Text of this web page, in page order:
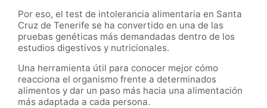
Por eso, el test de intolerancia alimentaria en Santa
Cruz de Tenerife se ha convertido en una de las
pruebas genéticas más demandadas dentro de los
estudios digestivos y nutricionales.
Una herramienta útil para conocer mejor cómo
reacciona el organismo frente a determinados
alimentos y dar un paso más hacia una alimentación
más adaptada a cada persona.